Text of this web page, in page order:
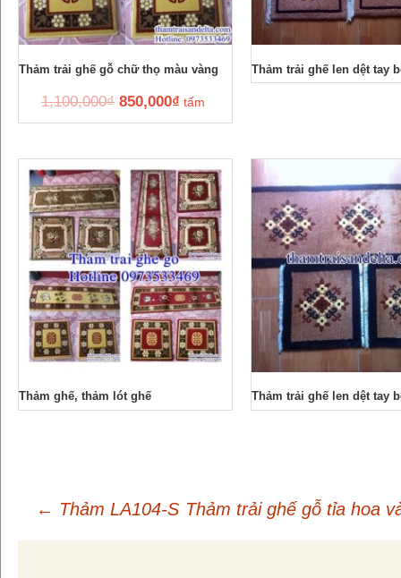
Thảm trải ghế gỗ chữ thọ màu vàng
1,100,000₫ 850,000₫ tấm
Thảm trải ghế len dệt tay
Thảm ghế, thảm lót ghế Thảm trải ghế len dệt tay
Điều
← Thảm LA104-S Thảm trải ghế gỗ tỉa hoa